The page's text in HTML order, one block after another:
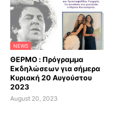
NEWS
ΘΕΡΜΟ : Πρόγραμμα
Εκδηλώσεων για σήμερα
Κυριακή 20 Αυγούστου
2023
August 20, 2023